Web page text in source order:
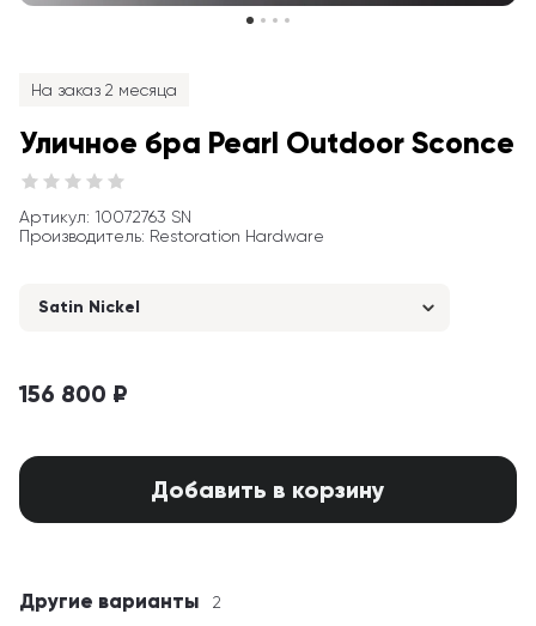
На заказ 2 месяца
Уличное бра Pearl Outdoor Sconce
Артикул: 10072763 SN
Производитель: Restoration Hardware
Satin Nickel
156 800 ₽
Добавить в корзину
Другие варианты 2